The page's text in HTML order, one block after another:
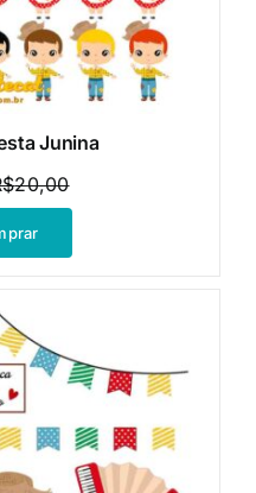
Junina
20,00O
preço
era:
O
preço
é: